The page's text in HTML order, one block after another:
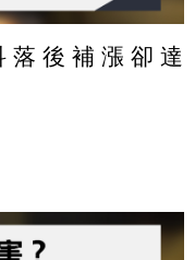
後補漲卻達